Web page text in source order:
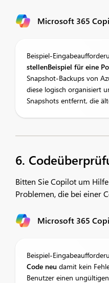
Microsoft 365
Beispiel-
stellenBeispiel für eine
Snapshot-Backups von
diese logisch organisiert
Snapshots entfernt, die
6.
Bitten Sie Copilot um
Problemen, die bei einer
Microsoft 365
Beispiel-
Code neu damit kein
Benutzer einen